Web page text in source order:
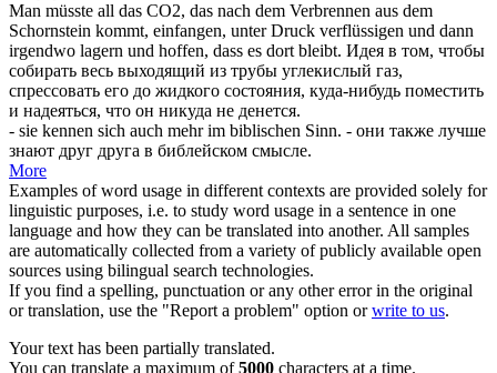
Man müsste all das CO2, das nach dem Verbrennen aus dem
Schornstein kommt, einfangen, unter Druck verflüssigen und dann
irgendwo lagern und hoffen, dass es dort bleibt. Идея в том, чтобы
собирать весь выходящий из трубы углекислый газ,
спрессовать его до жидкого состояния, куда-нибудь поместить
и надеяться, что он никуда не денется.
- sie kennen sich auch mehr im biblischen Sinn. - они также лучше
знают друг друга в библейском смысле.
More
Examples of word usage in different contexts are provided solely for
linguistic purposes, i.e. to study word usage in a sentence in one
language and how they can be translated into another. All samples
are automatically collected from a variety of publicly available open
sources using bilingual search technologies.
If you find a spelling, punctuation or any other error in the original
or translation, use the "Report a problem" option orwrite to us.
Your text has been partially translated.
You can translate a maximum of5000 characters at a time.